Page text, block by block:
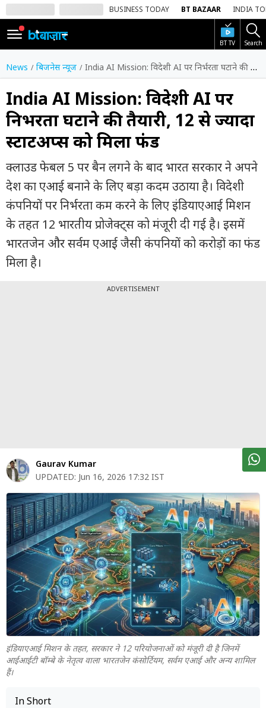
BUSINESS TODAY BT BAZAAR INDIA
BT TV Search
SIGN
IN
Dark
Mode
होम
शेयर
बाज़ार
वीडियो
ट्रेंडिंग
बिजनेस
न्यूज
पर्सनल
ट्रेंडिंग
बिजनेस
न्यूज
वीडियो
म्यूचुअल
फंड
News बिजनेस न्यूज India AI Mission: विदेशी AI पर निर्भरता घटाने की तैयारी, 12 से ज्यादा स्टार्टअप्स को मिला फंड
India AI Mission: विदेशी AI पर
निर्भरता घटाने की तैयारी, 12 से ज्यादा
स्टार्टअप्स को मिला फंड
क्लाउड फेबल 5 पर बैन लगने के बाद भारत सरकार ने अपने
देश का एआई बनाने के लिए बड़ा कदम उठाया है। विदेशी
कंपनियों पर निर्भरता कम करने के लिए इंडियाएआई मिशन
के तहत 12 भारतीय प्रोजेक्ट्स को मंजूरी दी गई है। इसमें
भारतजेन और सर्वम एआई जैसी कंपनियों को करोड़ों का फंड
मिला है।
ADVERTISEMENT
Gaurav Kumar
UPDATED: Jun 16, 2026 17:32 IST
इंडियाएआई मिशन के तहत, सरकार ने 12 परियोजनाओं को मंजूरी दी है जिनमें
आईआईटी बॉम्बे के नेतृत्व वाला भारतजेन कंसोर्टियम, सर्वम एआई और अन्य शामिल
हैं।
In Short